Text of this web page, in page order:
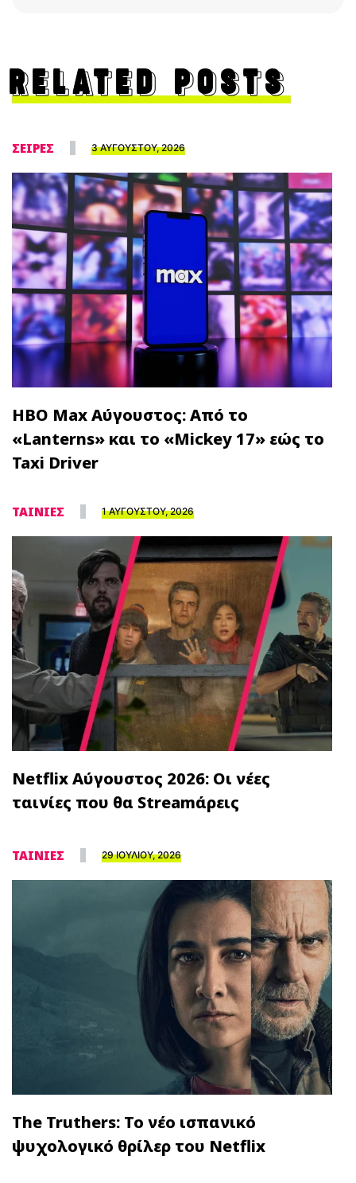
RELATED POSTS
ΣΕΙΡΕΣ 3 ΑΥΓΟΥΣΤΟΥ, 2026
HBO Max Αύγουστος: Από το
«Lanterns» και το «Mickey 17» εώς το
Taxi Driver
ΤΑΙΝΙΕΣ 1 ΑΥΓΟΥΣΤΟΥ, 2026
Netflix Αύγουστος 2026: Οι νέες
ταινίες που θα Streamάρεις
ΤΑΙΝΙΕΣ 29 ΙΟΥΛΙΟΥ, 2026
The Truthers: Το νέο ισπανικό
ψυχολογικό θρίλερ του Netflix